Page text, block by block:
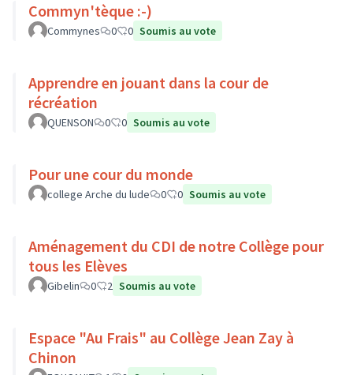
Commyn'tèque :-)
Commynes 0 0 Soumis au vote
Apprendre en jouant dans la cour de
récréation
QUENSON 0 0 Soumis au vote
Pour une cour du monde
college Arche du lude 0 0 Soumis au vote
Aménagement du CDI de notre Collège pour
tous les Elèves
Gibelin 0 2 Soumis au vote
Espace "Au Frais" au Collège Jean Zay à
Chinon